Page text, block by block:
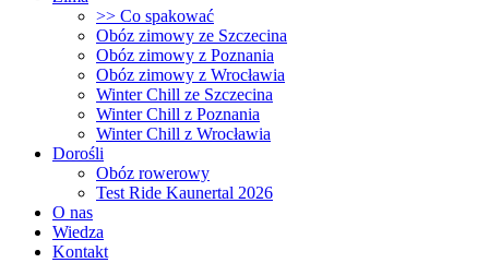
>> Co spakować
Obóz zimowy ze Szczecina
Obóz zimowy z Poznania
Obóz zimowy z Wrocławia
Winter Chill ze Szczecina
Winter Chill z Poznania
Winter Chill z Wrocławia
Dorośli
Obóz rowerowy
Test Ride Kaunertal 2026
O nas
Wiedza
Kontakt